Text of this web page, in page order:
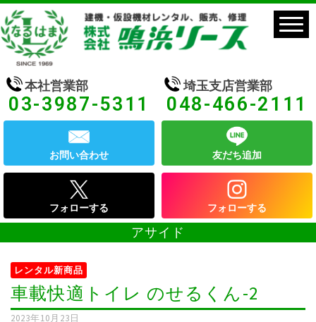
本社営業部
03-3987-5311
埼玉支店営業部
048-466-2111
お問い合わせ 友だち追加
フォローする フォローする
アサイド
レンタル新商品
車載快適トイレ のせるくん-2
2023年10月23日